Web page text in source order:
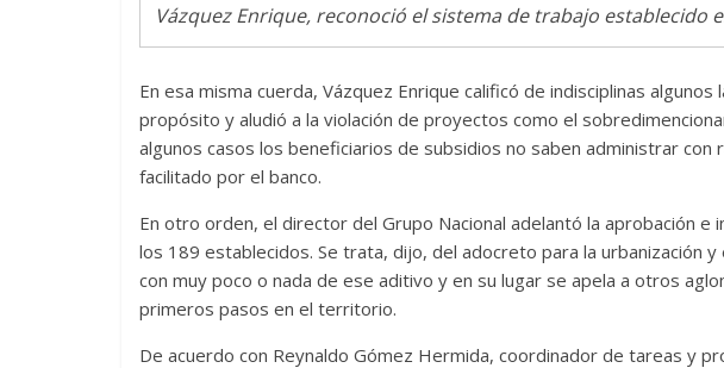
Vázquez Enrique, reconoció el sistema de trabajo establecido
En esa misma cuerda, Vázquez Enrique calificó de indisciplinas
propósito y aludió a la violación de proyectos como el
algunos casos los beneficiarios de subsidios no saben administrar con
facilitado por el banco.
En otro orden, el director del Grupo Nacional adelantó la aprobación e
los 189 establecidos. Se trata, dijo, del adocreto para la urbanización
con muy poco o nada de ese aditivo y en su lugar se apela a otros
primeros pasos en el territorio.
De acuerdo con Reynaldo Gómez Hermida, coordinador de tareas y